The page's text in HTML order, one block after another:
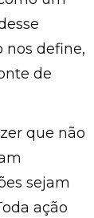
nos define,
de
que não
sejam
ação